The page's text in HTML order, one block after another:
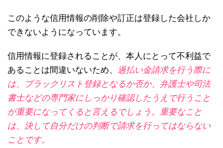
このような信用情報の削除や訂正は登録した会社しか
できないようになっています。
信用情報に登録されることが、本人にとって不利益で
あることは間違いないため、 過払い金請求を行う際に
は、ブラックリスト登録となるか否か、弁護士や司法
書士などの専門家にしっかり確認したうえで行うこと
が重要になってくると言えるでしょう。重要なこと
は、決して自分だけの判断で請求を行ってはならない
ことです。